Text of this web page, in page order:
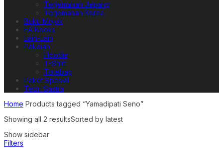
Terjemahan Jepang
Terjemahan Korea
Buku Mojok
EA Books
Lain-Lain
Pakaian
Hoodie
T-Shirt
Totebag
Paket Spesial
Teori Sastra
Home Products tagged “Yamadipati Seno”
Showing all 2 resultsSorted by latest
Show sidebar
Filters